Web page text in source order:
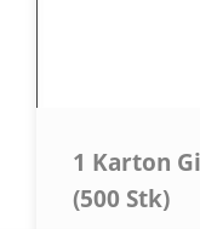
1 Karton
(500 Stk)